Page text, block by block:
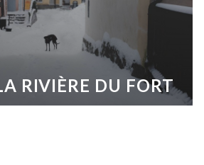
RIVIÈRE DU FORT